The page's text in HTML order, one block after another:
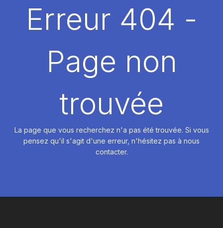
DÉMARRER
Erreur 404 -
Page non
trouvée
La page que vous recherchez n'a pas été trouvée. Si vous
pensez qu'il s'agit d'une erreur, n'hésitez pas à nous
contacter.